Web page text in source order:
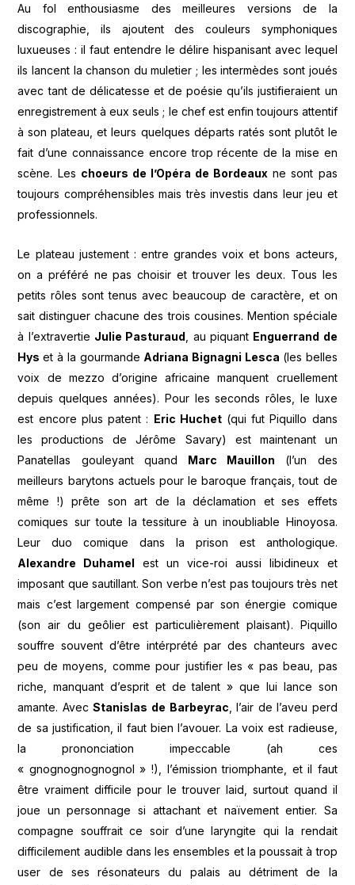
Au fol enthousiasme des meilleures versions de la
discographie, ils ajoutent des couleurs symphoniques
luxueuses : il faut entendre le délire hispanisant avec lequel
ils lancent la chanson du muletier ; les intermèdes sont joués
avec tant de délicatesse et de poésie qu’ils justifieraient un
enregistrement à eux seuls ; le chef est enfin toujours attentif
à son plateau, et leurs quelques départs ratés sont plutôt le
fait d’une connaissance encore trop récente de la mise en
scène. Les choeurs de l’Opéra de Bordeaux ne sont pas
toujours compréhensibles mais très investis dans leur jeu et
professionnels.
Le plateau justement : entre grandes voix et bons acteurs,
on a préféré ne pas choisir et trouver les deux. Tous les
petits rôles sont tenus avec beaucoup de caractère, et on
sait distinguer chacune des trois cousines. Mention spéciale
à l’extravertie Julie Pasturaud , au piquant Enguerrand de
Hyset à la gourmande Adriana Bignagni Lesca (les belles
voix de mezzo d’origine africaine manquent cruellement
depuis quelques années). Pour les seconds rôles, le luxe
est encore plus patent : Eric Huchet(qui fut Piquillo dans
les productions de Jérôme Savary) est maintenant un
Panatellas gouleyant quand Marc Mauillon (l’un des
meilleurs barytons actuels pour le baroque français, tout de
même !) prête son art de la déclamation et ses effets
comiques sur toute la tessiture à un inoubliable Hinoyosa.
Leur duo comique dans la prison est anthologique.
Alexandre Duhamel est un vice-roi aussi libidineux et
imposant que sautillant. Son verbe n’est pas toujours très net
mais c’est largement compensé par son énergie comique
(son air du geôlier est particulièrement plaisant). Piquillo
souffre souvent d’être intérprété par des chanteurs avec
peu de moyens, comme pour justifier les « pas beau, pas
riche, manquant d’esprit et de talent » que lui lance son
amante. AvecStanislas de Barbeyrac , l’air de l’aveu perd
de sa justification, il faut bien l’avouer. La voix est radieuse,
la prononciation impeccable (ah ces
« gnognognognognol » !), l’émission triomphante, et il faut
être vraiment difficile pour le trouver laid, surtout quand il
joue un personnage si attachant et naïvement entier. Sa
compagne souffrait ce soir d’une laryngite qui la rendait
difficilement audible dans les ensembles et la poussait à trop
user de ses résonateurs du palais au détriment de la